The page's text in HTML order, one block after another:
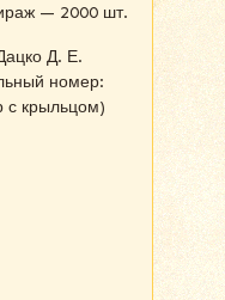
— 2000 шт.
Д. Е.
номер:
с крыльцом)